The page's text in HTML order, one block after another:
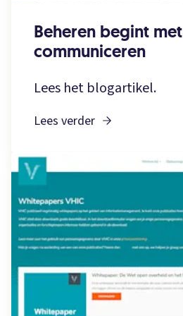
Beheren begint met
communiceren
Lees het blogartikel.
Lees verder